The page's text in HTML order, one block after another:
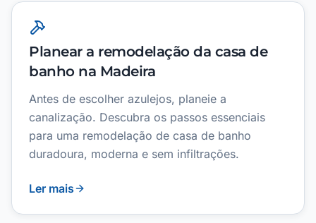
Planear a remodelação da casa de
banho na Madeira
Antes de escolher azulejos, planeie a
canalização. Descubra os passos essenciais
para uma remodelação de casa de banho
duradoura, moderna e sem infiltrações.
Ler mais